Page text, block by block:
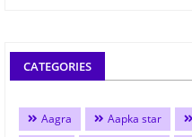
CATEGORIES
Aagra Aapka star